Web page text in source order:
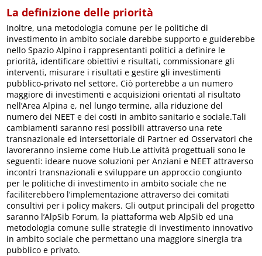
La definizione delle priorità
Inoltre, una metodologia comune per le politiche di
investimento in ambito sociale darebbe supporto e guiderebbe
nello Spazio Alpino i rappresentanti politici a definire le
priorità, identificare obiettivi e risultati, commissionare gli
interventi, misurare i risultati e gestire gli investimenti
pubblico-privato nel settore. Ciò porterebbe a un numero
maggiore di investimenti e acquisizioni orientati al risultato
nell’Area Alpina e, nel lungo termine, alla riduzione del
numero dei NEET e dei costi in ambito sanitario e sociale.Tali
cambiamenti saranno resi possibili attraverso una rete
transnazionale ed intersettoriale di Partner ed Osservatori che
lavoreranno insieme come Hub.Le attività progettuali sono le
seguenti: ideare nuove soluzioni per Anziani e NEET attraverso
incontri transnazionali e sviluppare un approccio congiunto
per le politiche di investimento in ambito sociale che ne
faciliterebbero l’implementazione attraverso dei comitati
consultivi per i policy makers. Gli output principali del progetto
saranno l’AlpSib Forum, la piattaforma web AlpSib ed una
metodologia comune sulle strategie di investimento innovativo
in ambito sociale che permettano una maggiore sinergia tra
pubblico e privato.